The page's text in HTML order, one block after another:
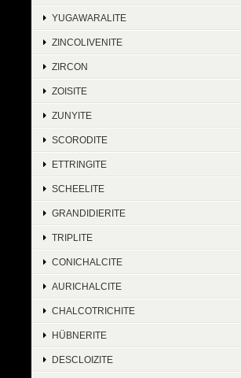
YUGAWARALITE
ZINCOLIVENITE
ZIRCON
ZOISITE
ZUNYITE
SCORODITE
ETTRINGITE
SCHEELITE
GRANDIDIERITE
TRIPLITE
CONICHALCITE
AURICHALCITE
CHALCOTRICHITE
HÜBNERITE
DESCLOIZITE